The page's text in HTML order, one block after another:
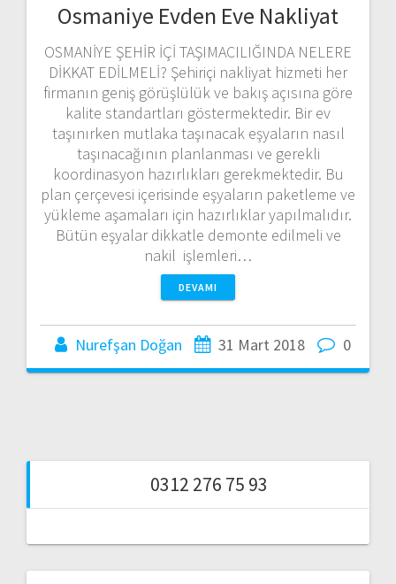
Osmaniye Evden Eve Nakliyat
OSMANİYE ŞEHİR İÇİ TAŞIMACILIĞINDA NELERE
DİKKAT EDİLMELİ? Şehiriçi nakliyat hizmeti her
firmanın geniş görüşlülük ve bakış açısına göre
kalite standartları göstermektedir. Bir ev
taşınırken mutlaka taşınacak eşyaların nasıl
taşınacağının planlanması ve gerekli
koordinasyon hazırlıkları gerekmektedir. Bu
plan çerçevesi içerisinde eşyaların paketleme ve
yükleme aşamaları için hazırlıklar yapılmalıdır.
Bütün eşyalar dikkatle demonte edilmeli ve
nakil işlemleri…
DEVAMI
Nurefşan Doğan 31 Mart 2018 0
0312 276 75 93